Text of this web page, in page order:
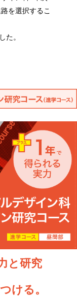
を選択するこ
た。
と研究
ける。